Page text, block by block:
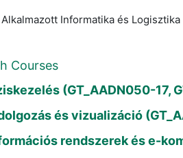
Alkalmazott Informatika és
Courses
(GT_AADN050-17,
és vizualizáció
rendszerek és e-